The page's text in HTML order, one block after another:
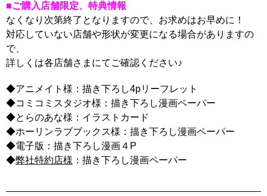
■ご購入店舗限定、特典情報
なくなり次第終了となりますので、お求めはお早めに！
対応していない店舗や形状が変更になる場合がありますの
で、
詳しくは各店舗さまにてご確認ください♪
◆アニメイト様：描き下ろし4pリーフレット
◆コミコミスタジオ様：描き下ろし漫画ペーパー
◆とらのあな様：イラストカード
◆ホーリンラブブックス様：描き下ろし漫画ペーパー
◆電子版：描き下ろし漫画４P
◆弊社特約店様 ：描き下ろし漫画ペーパー